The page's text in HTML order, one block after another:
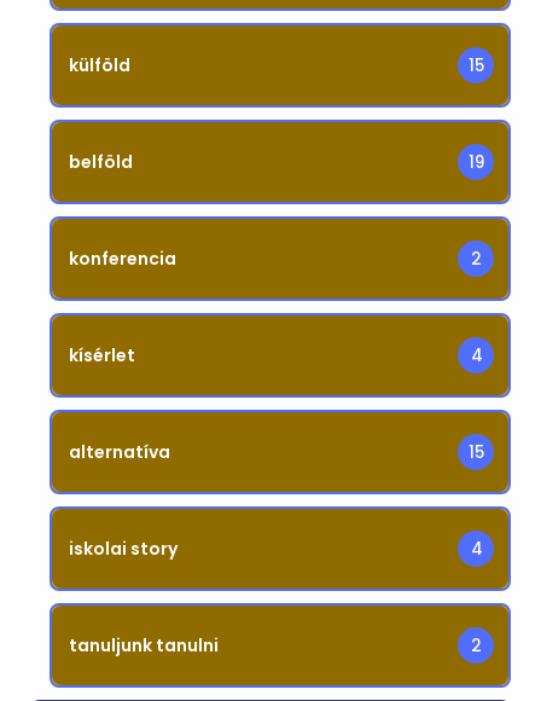
külföld 15
belföld 19
konferencia 2
kísérlet 4
alternatíva 15
iskolai story 4
tanuljunk tanulni 2